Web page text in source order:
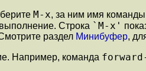
M-x, за ним имя
Строка `M-x'
раздел Минибуфер,
Например, команда